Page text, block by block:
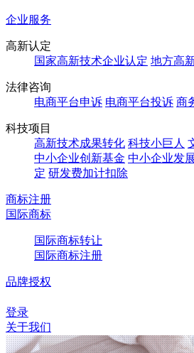
企业服务
高新认定
国家高新技术企业认定 地方高
法律咨询
电商平台申诉 电商平台投诉 商
科技项目
高新技术成果转化 科技小巨人
中小企业创新基金 中小企业发
定 研发费加计扣除
商标注册
国际商标
国际商标转让
国际商标注册
品牌授权
登录
关于我们